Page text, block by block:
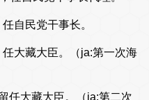
自民党干事长。
大藏大臣。（ja:第一次海
任大藏大臣。（ja:第二次